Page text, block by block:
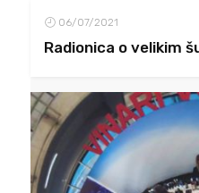
06/07/2021
Radionica o velikim